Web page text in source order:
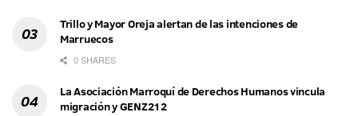
Trillo y Mayor Oreja alertan de las intenciones de
Marruecos
0 SHARES
La Asociación Marroquí de Derechos Humanos vincula
migración y GENZ212